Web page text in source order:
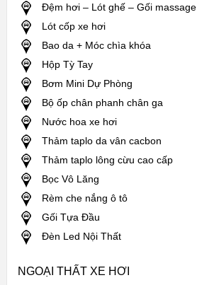
Đệm hơi – Lót ghế – Gối massage
Lót cốp xe hơi
Bao da + Móc chìa khóa
Hộp Tỳ Tay
Bơm Mini Dự Phòng
Bộ ốp chân phanh chân ga
Nước hoa xe hơi
Thảm taplo da vân cacbon
Thảm taplo lông cừu cao cấp
Bọc Vô Lăng
Rèm che nắng ô tô
Gối Tựa Đầu
Đèn Led Nội Thất
NGOẠI THẤT XE HƠI